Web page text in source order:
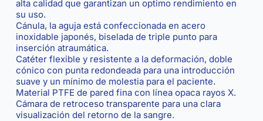
alta calidad que garantizan un optimo rendimiento en
su uso.
Cánula, la aguja está confeccionada en acero
inoxidable japonés, biselada de triple punto para
inserción atraumática.
Catéter flexible y resistente a la deformación, doble
cónico con punta redondeada para una introducción
suave y un mínimo de molestia para el paciente.
Material PTFE de pared fina con línea opaca rayos X.
Cámara de retroceso transparente para una clara
visualización del retorno de la sangre.